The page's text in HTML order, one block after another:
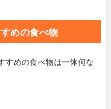
めの食べ物
すめの食べ物は一体何な